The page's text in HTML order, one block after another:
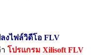
งไฟล์วิดีโอ FLV
โปรแกรม Xilisoft FLV